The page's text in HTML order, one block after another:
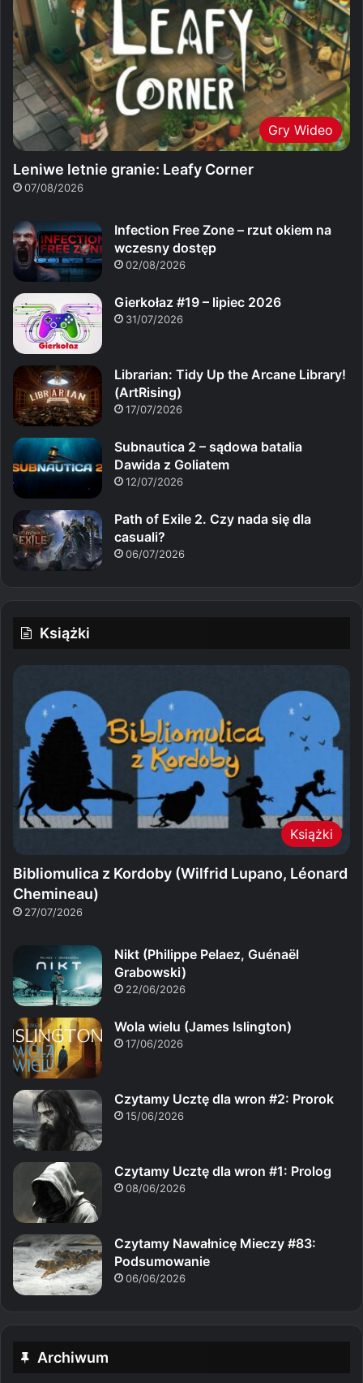
Gry Wideo
Leniwe letnie granie: Leafy Corner
07/08/2026
Infection Free Zone – rzut okiem na
wczesny dostęp
02/08/2026
Gierkołaz #19 – lipiec 2026
31/07/2026
Librarian: Tidy Up the Arcane Library!
(ArtRising)
17/07/2026
Subnautica 2 – sądowa batalia
Dawida z Goliatem
12/07/2026
Path of Exile 2. Czy nada się dla
casuali?
06/07/2026
Książki
Książki
Bibliomulica z Kordoby (Wilfrid Lupano, Léonard
Chemineau)
27/07/2026
Nikt (Philippe Pelaez, Guénaël
Grabowski)
22/06/2026
Wola wielu (James Islington)
17/06/2026
Czytamy Ucztę dla wron #2: Prorok
15/06/2026
Czytamy Ucztę dla wron #1: Prolog
08/06/2026
Czytamy Nawałnicę Mieczy #83:
Podsumowanie
06/06/2026
Archiwum